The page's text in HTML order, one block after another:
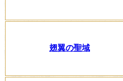
翅翼の聖域